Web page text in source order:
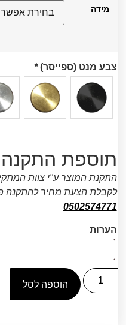
מידה
צבע מנט (ספייסר)*
תוספת התקנה
התקנת המוצר ע"י צוות
לקבלת הצעת מחיר להתקנה
0502574771
הערות
הוספה לסל